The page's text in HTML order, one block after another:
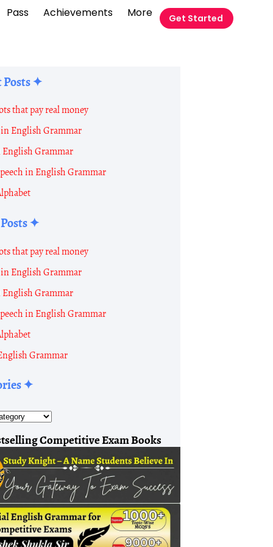
Pass Achievements More Get Started
Posts ✦
that pay real money
English Grammar
Grammar
in English Grammar
✦
that pay real money
English Grammar
Grammar
in English Grammar
Grammar
✦
Competitive Exam Books